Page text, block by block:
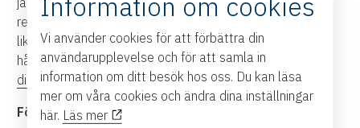
resultat- och balansräkning. Vi visar hur en
likviditetsbudget kan se ut och hur man gör den. ALMI
håller i seminariet och informerar också omALMIs
digitala kursi lönsamhetsstyrning.
Föreläsare:Anna Wallin,
Vi använder cookies för att förbättra din
användarupplevelse och för att samla in
information om ditt besök hos oss. Du kan läsa
mer om våra cookies och ändra dina inställningar
här. Läs mer